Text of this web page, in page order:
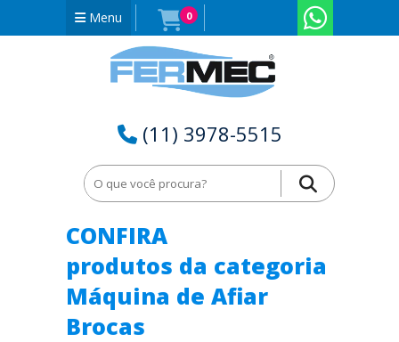
Menu 0
(11) 3978-5515
Home Máquina de Afiar Brocas em Tocantins - TO
CONFIRA
produtos da categoria
Máquina de Afiar
Brocas